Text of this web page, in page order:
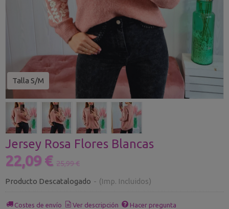
Talla S/M
Jersey Rosa Flores Blancas
22,09 € 25,99 €
Producto Descatalogado - (Imp. Incluidos)
Costes de envío Ver descripción Hacer pregunta